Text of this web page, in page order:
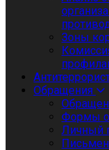
Зоны
Обращения
Формы
Личный